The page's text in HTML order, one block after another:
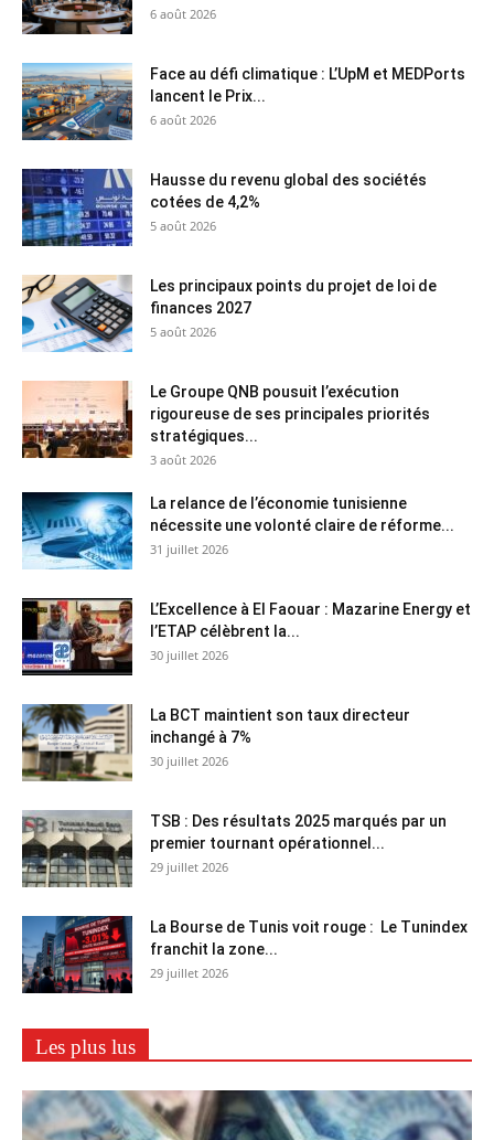
6 août 2026
Face au défi climatique : L’UpM et MEDPorts
lancent le Prix...
6 août 2026
Hausse du revenu global des sociétés
cotées de 4,2%
5 août 2026
Les principaux points du projet de loi de
finances 2027
5 août 2026
Le Groupe QNB pousuit l’exécution
rigoureuse de ses principales priorités
stratégiques...
3 août 2026
La relance de l’économie tunisienne
nécessite une volonté claire de réforme...
31 juillet 2026
L’Excellence à El Faouar : Mazarine Energy et
l’ETAP célèbrent la...
30 juillet 2026
La BCT maintient son taux directeur
inchangé à 7%
30 juillet 2026
TSB : Des résultats 2025 marqués par un
premier tournant opérationnel...
29 juillet 2026
La Bourse de Tunis voit rouge : Le Tunindex
franchit la zone...
29 juillet 2026
Les plus lus